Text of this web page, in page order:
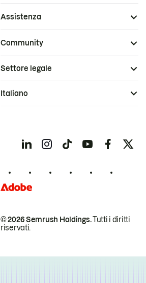
Assistenza
Community
© 2026 Semrush Holdings.Tutti i diritti
riservati.
Settore legale
Italiano